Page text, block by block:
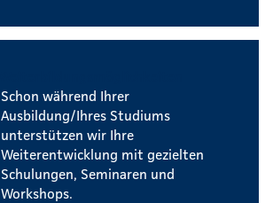
Schon während Ihrer
Ausbildung/Ihres Studiums
unterstützen wir Ihre
Weiterentwicklung mit gezielten
Schulungen, Seminaren und
Workshops.